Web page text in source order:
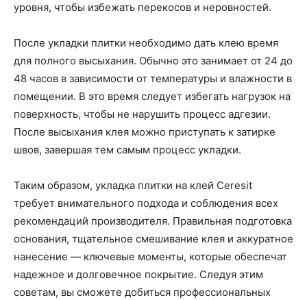
уровня, чтобы избежать перекосов и неровностей.
После укладки плитки необходимо дать клею время
для полного высыхания. Обычно это занимает от 24 до
48 часов в зависимости от температуры и влажности в
помещении. В это время следует избегать нагрузок на
поверхность, чтобы не нарушить процесс адгезии.
После высыхания клея можно приступать к затирке
швов, завершая тем самым процесс укладки.
Таким образом, укладка плитки на клей Ceresit
требует внимательного подхода и соблюдения всех
рекомендаций производителя. Правильная подготовка
основания, тщательное смешивание клея и аккуратное
нанесение — ключевые моменты, которые обеспечат
надежное и долговечное покрытие. Следуя этим
советам, вы сможете добиться профессиональных